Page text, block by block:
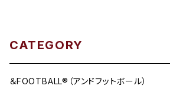
CATEGORY
＆FOOTBALL®（アンドフットボール）